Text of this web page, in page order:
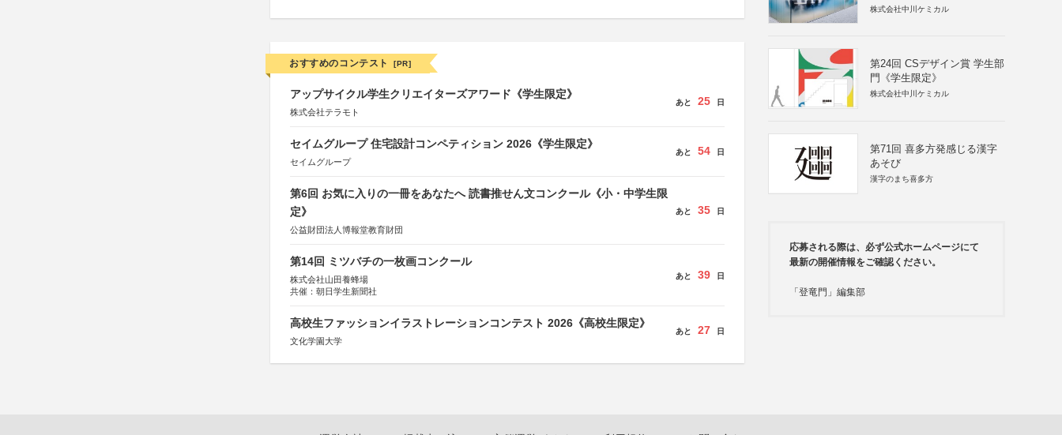
おすすめのコンテスト [PR]
アップサイクル学生クリエイターズアワード《学生限定》
株式会社テラモト
あと 25 日
セイムグループ 住宅設計コンペティション 2026《学生限定》
セイムグループ
あと 54 日
第6回 お気に入りの一冊をあなたへ 読書推せん文コンクール《小・中学生限
定》
公益財団法人博報堂教育財団
あと 35 日
第14回 ミツバチの一枚画コンクール
株式会社山田養蜂場
共催：朝日学生新聞社
あと 39 日
高校生ファッションイラストレーションコンテスト 2026《高校生限定》
文化学園大学
あと 27 日
株式会社中川ケミカル
第24回 CSデザイン賞 学生部
門《学生限定》
株式会社中川ケミカル
第71回 喜多方発感じる漢字
あそび
漢字のまち喜多方
応募される際は、必ず公式ホームページにて
最新の開催情報をご確認ください。
「登竜門」編集部